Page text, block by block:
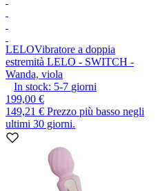
LELOVibratore a doppia
estremità LELO - SWITCH -
Wanda, viola
In stock: 5-7 giorni
199,00 €
149,21 € Prezzo più basso negli
ultimi 30 giorni.